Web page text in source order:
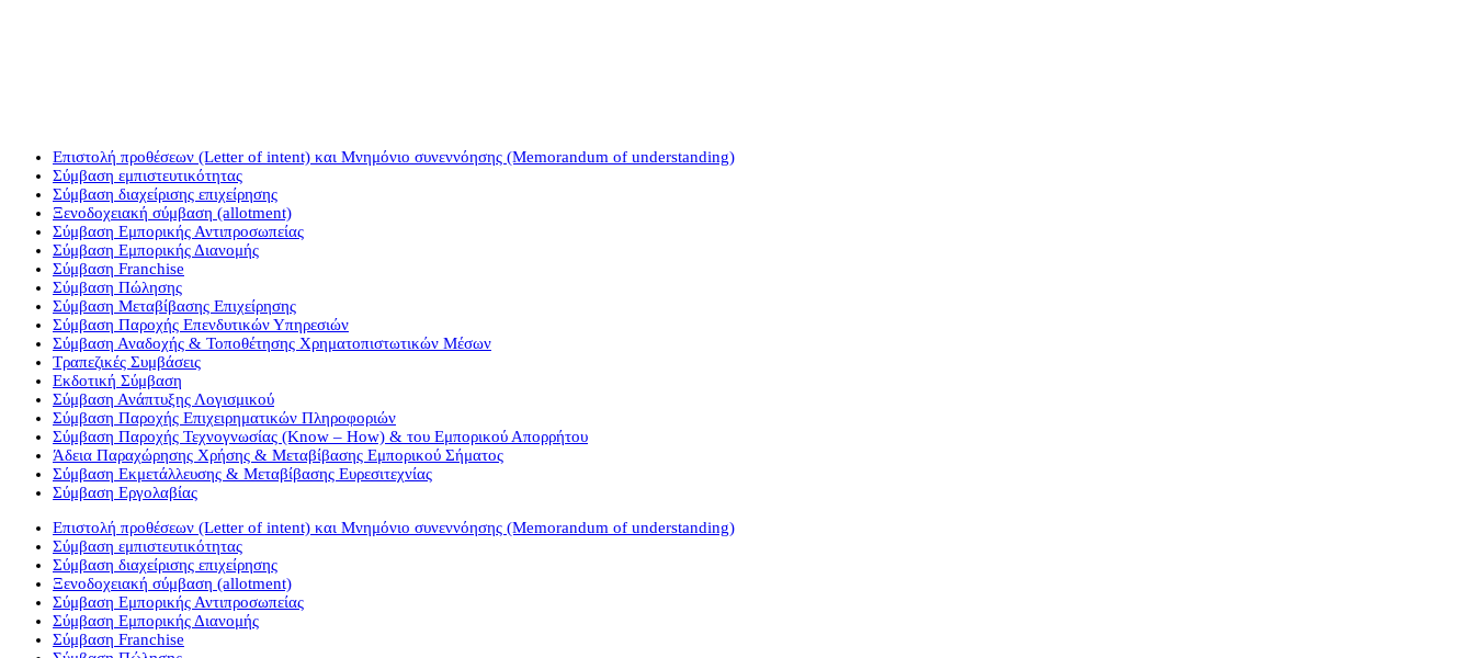
Επιστολή προθέσεων (Letter of intent) και Μνημόνιο συνεννόησης (Memorandum of understanding)
Σύμβαση εμπιστευτικότητας
Σύμβαση διαχείρισης επιχείρησης
Ξενοδοχειακή σύμβαση (allotment)
Σύμβαση Εμπορικής Αντιπροσωπείας
Σύμβαση Εμπορικής Διανομής
Σύμβαση Franchise
Σύμβαση Πώλησης
Σύμβαση Μεταβίβασης Επιχείρησης
Σύμβαση Παροχής Επενδυτικών Υπηρεσιών
Σύμβαση Αναδοχής & Τοποθέτησης Χρηματοπιστωτικών Μέσων
Τραπεζικές Συμβάσεις
Εκδοτική Σύμβαση
Σύμβαση Ανάπτυξης Λογισμικού
Σύμβαση Παροχής Επιχειρηματικών Πληροφοριών
Σύμβαση Παροχής Τεχνογνωσίας (Know – How) & του Εμπορικού Απορρήτου
Άδεια Παραχώρησης Χρήσης & Μεταβίβασης Εμπορικού Σήματος
Σύμβαση Εκμετάλλευσης & Μεταβίβασης Ευρεσιτεχνίας
Σύμβαση Εργολαβίας
Επιστολή προθέσεων (Letter of intent) και Μνημόνιο συνεννόησης (Memorandum of understanding)
Σύμβαση εμπιστευτικότητας
Σύμβαση διαχείρισης επιχείρησης
Ξενοδοχειακή σύμβαση (allotment)
Σύμβαση Εμπορικής Αντιπροσωπείας
Σύμβαση Εμπορικής Διανομής
Σύμβαση Franchise